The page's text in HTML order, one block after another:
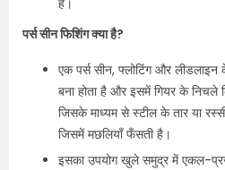
है।
पर्स सीन फिशिंग क्या है?
एक पर्स सीन, फ्लोटिंग और
बना होता है और इसमें गियर के
जिसके माध्यम से स्टील के तार या
जिसमें मछलियाँ फँसती है।
इसका उपयोग खुले समुद्र में एकल-